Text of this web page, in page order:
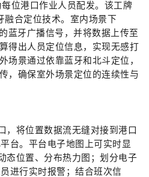
位港口作业人员配发。该工牌
融合定位技术。室内场景下
蓝牙广播信号，并将数据上传至
得出人员定位信息，实现无感打
场景通过依靠蓝牙和北斗定位，
，确保室外场景定位的连续性与
，将位置数据流无缝对接到港口
台。平台电子地图上可实时显
态位置、分布热力图；划分电子
进行实时报警；结合班次信